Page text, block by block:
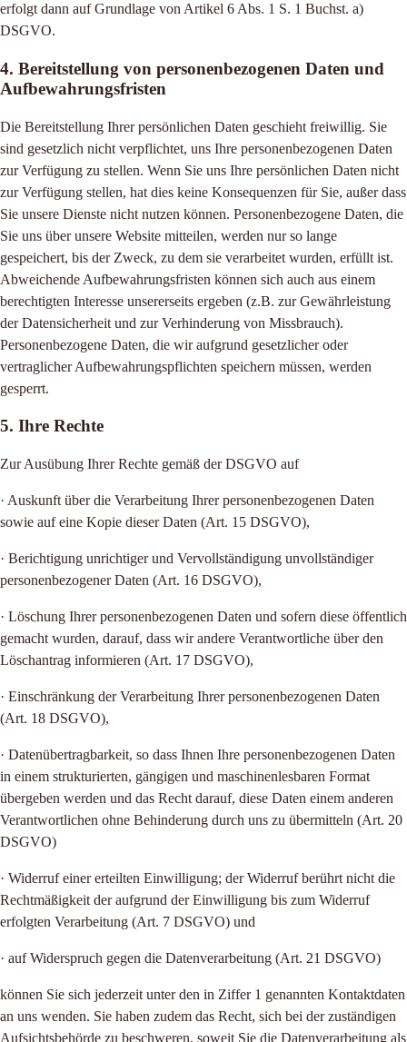
erfolgt dann auf Grundlage von Artikel 6 Abs. 1 S. 1 Buchst. a)
DSGVO.
4. Bereitstellung von personenbezogenen Daten und
Aufbewahrungsfristen
Die Bereitstellung Ihrer persönlichen Daten geschieht freiwillig. Sie
sind gesetzlich nicht verpflichtet, uns Ihre personenbezogenen Daten
zur Verfügung zu stellen. Wenn Sie uns Ihre persönlichen Daten nicht
zur Verfügung stellen, hat dies keine Konsequenzen für Sie, außer dass
Sie unsere Dienste nicht nutzen können. Personenbezogene Daten, die
Sie uns über unsere Website mitteilen, werden nur so lange
gespeichert, bis der Zweck, zu dem sie verarbeitet wurden, erfüllt ist.
Abweichende Aufbewahrungsfristen können sich auch aus einem
berechtigten Interesse unsererseits ergeben (z.B. zur Gewährleistung
der Datensicherheit und zur Verhinderung von Missbrauch).
Personenbezogene Daten, die wir aufgrund gesetzlicher oder
vertraglicher Aufbewahrungspflichten speichern müssen, werden
gesperrt.
5. Ihre Rechte
Zur Ausübung Ihrer Rechte gemäß der DSGVO auf
· Auskunft über die Verarbeitung Ihrer personenbezogenen Daten
sowie auf eine Kopie dieser Daten (Art. 15 DSGVO),
· Berichtigung unrichtiger und Vervollständigung unvollständiger
personenbezogener Daten (Art. 16 DSGVO),
· Löschung Ihrer personenbezogenen Daten und sofern diese öffentlich
gemacht wurden, darauf, dass wir andere Verantwortliche über den
Löschantrag informieren (Art. 17 DSGVO),
· Einschränkung der Verarbeitung Ihrer personenbezogenen Daten
(Art. 18 DSGVO),
· Datenübertragbarkeit, so dass Ihnen Ihre personenbezogenen Daten
in einem strukturierten, gängigen und maschinenlesbaren Format
übergeben werden und das Recht darauf, diese Daten einem anderen
Verantwortlichen ohne Behinderung durch uns zu übermitteln (Art. 20
DSGVO)
· Widerruf einer erteilten Einwilligung; der Widerruf berührt nicht die
Rechtmäßigkeit der aufgrund der Einwilligung bis zum Widerruf
erfolgten Verarbeitung (Art. 7 DSGVO) und
· auf Widerspruch gegen die Datenverarbeitung (Art. 21 DSGVO)
können Sie sich jederzeit unter den in Ziffer 1 genannten Kontaktdaten
an uns wenden. Sie haben zudem das Recht, sich bei der zuständigen
Aufsichtsbehörde zu beschweren, soweit Sie die Datenverarbeitung als